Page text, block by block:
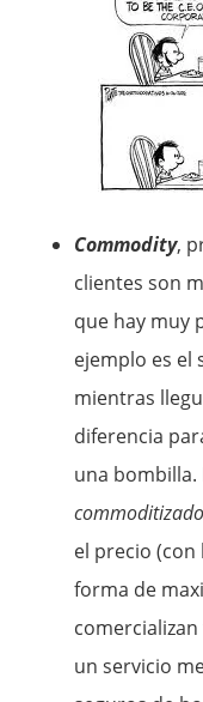
Commodity,
clientes son
que hay muy
ejemplo es el
mientras
diferencia
una
el precio (con
forma de
un servicio